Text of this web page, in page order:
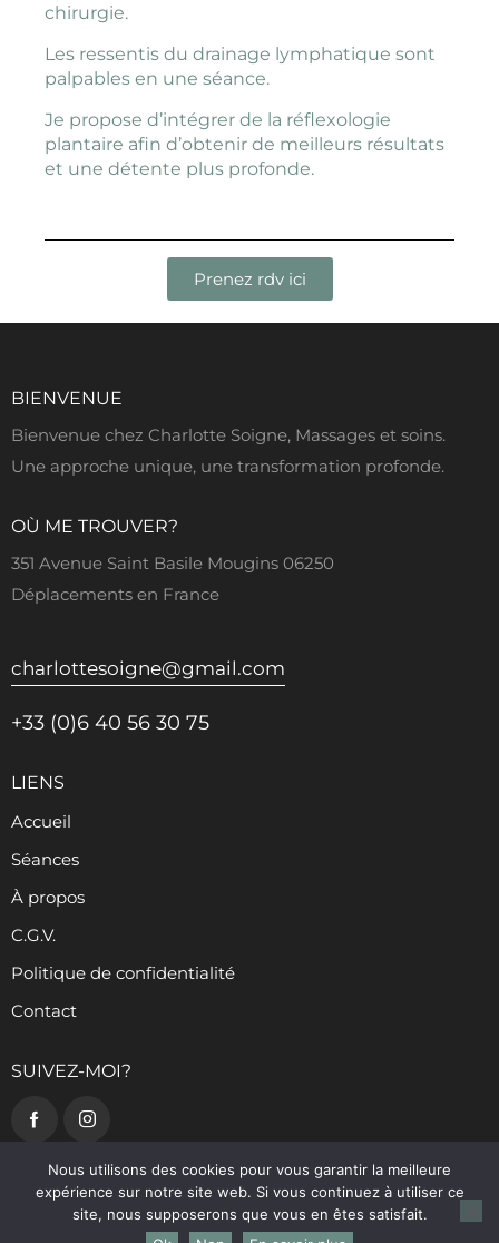
Planifier votre moment ici
chirurgie.
Les ressentis du drainage lymphatique sont
palpables en une séance.
Je propose d’intégrer de la réflexologie
plantaire afin d’obtenir de meilleurs résultats
et une détente plus profonde.
Prenez rdv ici
BIENVENUE
Bienvenue chez Charlotte Soigne, Massages et soins.
Une approche unique, une transformation profonde.
OÙ ME TROUVER?
351 Avenue Saint Basile Mougins 06250
Déplacements en France
charlottesoigne@gmail.com
+33 (0)6 40 56 30 75
LIENS
Accueil
Séances
À propos
C.G.V.
Politique de confidentialité
Contact
SUIVEZ-MOI?
Charlottesoigne.com© {2024}. Tous Droits réservés.
Nous utilisons des cookies pour vous garantir la meilleure
expérience sur notre site web. Si vous continuez à utiliser ce
site, nous supposerons que vous en êtes satisfait.